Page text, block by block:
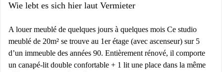
Wie lebt es sich hier laut Vermieter
A louer meublé de quelques jours à quelques mois Ce studio
meublé de 20m² se trouve au 1er étage (avec ascenseur) sur 5
d’un immeuble des années 90. Entièrement rénové, il comporte
un canapé-lit double confortable + 1 lit une place dans la même